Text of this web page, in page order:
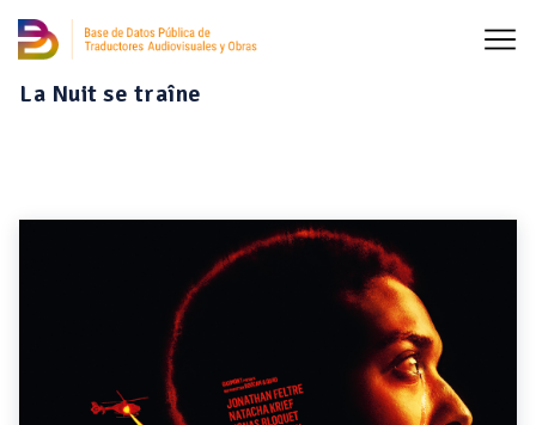
La Nuit se traîne